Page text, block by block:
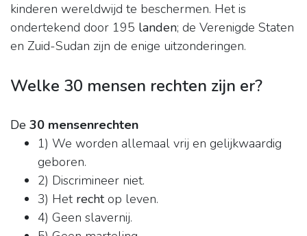
kinderen wereldwijd te beschermen. Het is
ondertekend door 195 landen; de Verenigde Staten
en Zuid-Sudan zijn de enige uitzonderingen.
Welke 30 mensen rechten zijn er?
De 30 mensenrechten
1) We worden allemaal vrij en gelijkwaardig
geboren.
2) Discrimineer niet.
3) Het rechtop leven.
4) Geen slavernij.